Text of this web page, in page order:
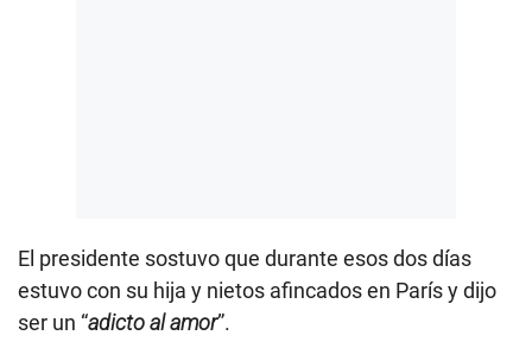
El presidente sostuvo que durante esos dos días
estuvo con su hija y nietos afincados en París y dijo
ser un “adicto al amor”.